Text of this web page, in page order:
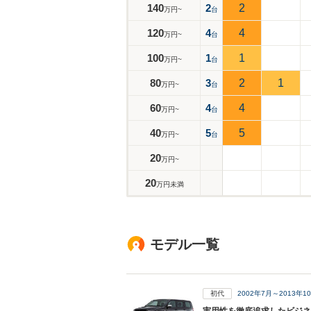
140万円~ 2台 2
120万円~ 4台 4
100万円~ 1台 1
80万円~ 3台 2 1
60万円~ 4台 4
40万円~ 5台 5
20万円~
20万円未満
モデル一覧
初代 2002年7月～2013年